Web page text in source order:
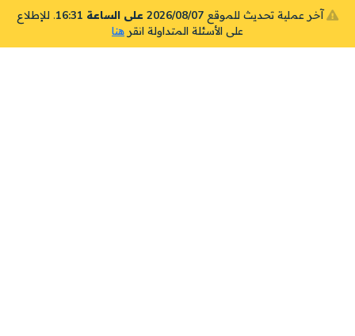
آخر عملية تحديث للموقع 2026/08/07 على الساعة 16:31
. للإطلاع
على الأسئلة المتداولة انقر هنا